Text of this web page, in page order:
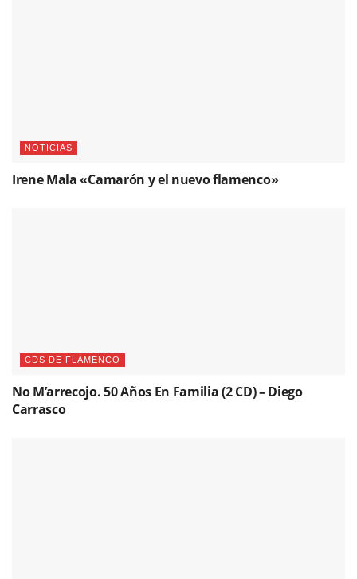
NOTICIAS
Irene Mala «Camarón y el nuevo flamenco»
CDS DE FLAMENCO
No M’arrecojo. 50 Años En Familia (2 CD) – Diego
Carrasco